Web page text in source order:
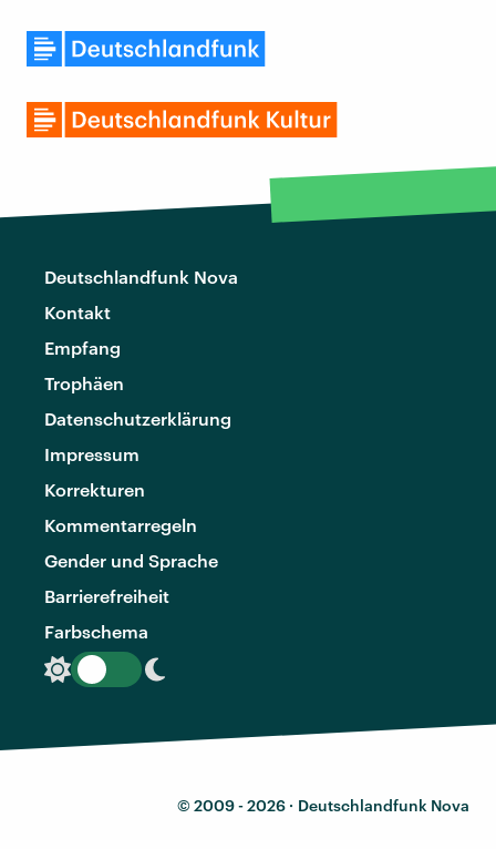
Deutschlandfunk Nova
Kontakt
Empfang
Trophäen
Datenschutzerklärung
Impressum
Korrekturen
Kommentarregeln
Gender und Sprache
Barrierefreiheit
Farbschema
© 2009 - 2026 · Deutschlandfunk Nova